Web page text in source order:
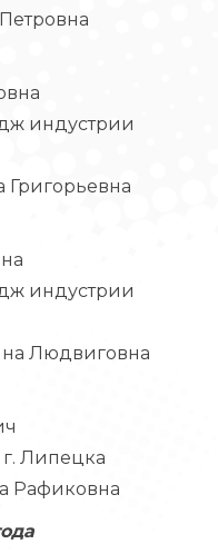
индустрии
Григорьевна
индустрии
Людвиговна
Липецка
Рафиковна